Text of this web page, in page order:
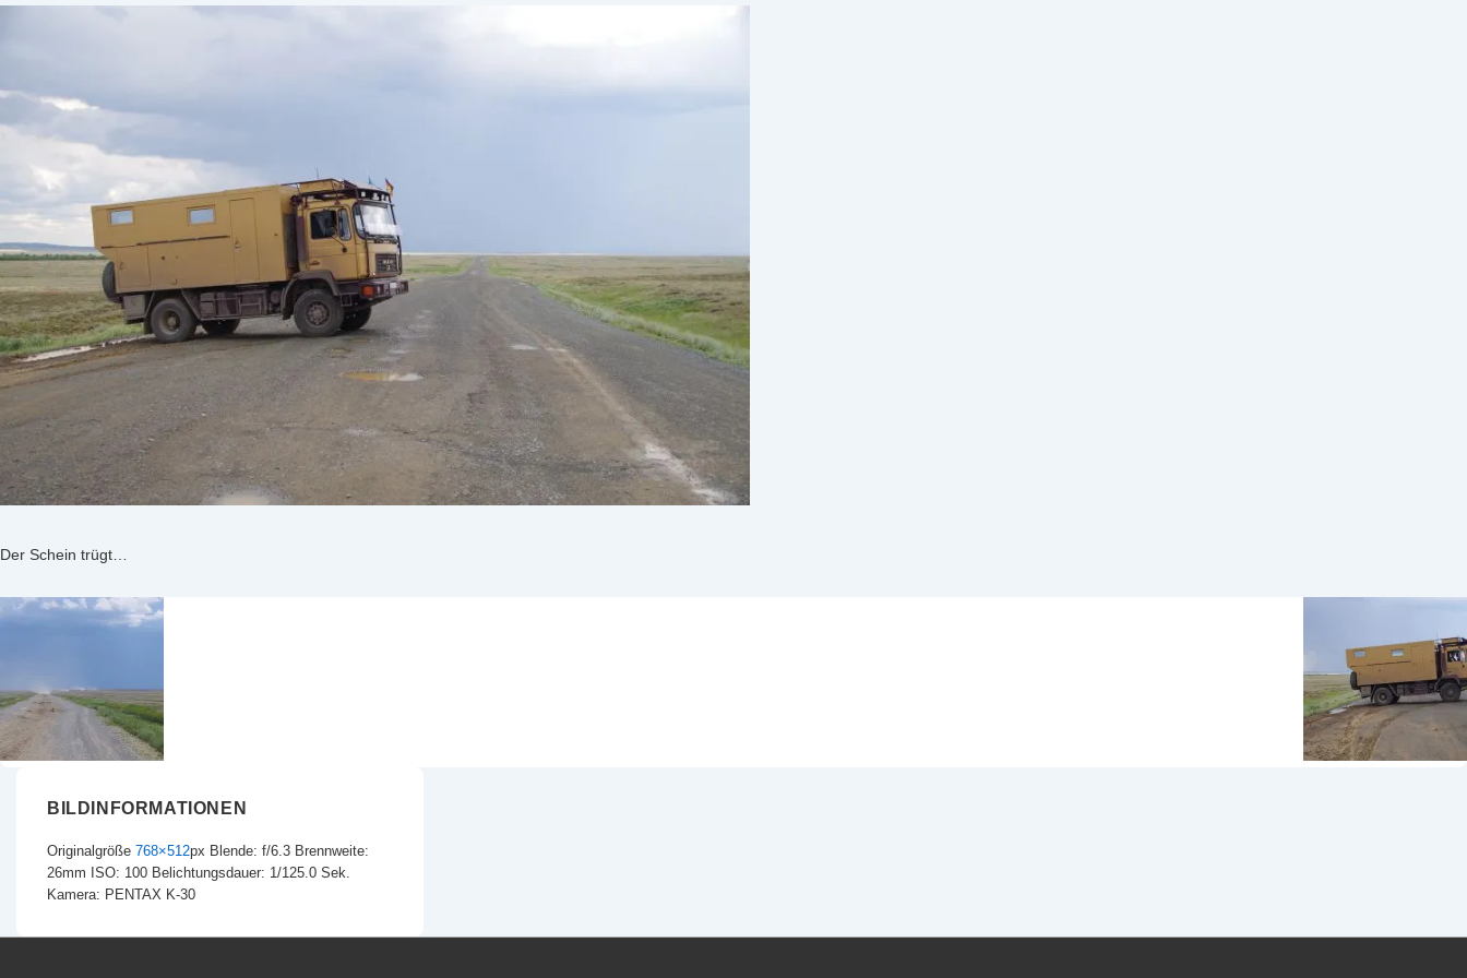
Der Schein trügt…
BILDINFORMATIONEN
Originalgröße 768×512px Blende: f/6.3 Brennweite:
26mm ISO: 100 Belichtungsdauer: 1/125.0 Sek.
Kamera: PENTAX K-30